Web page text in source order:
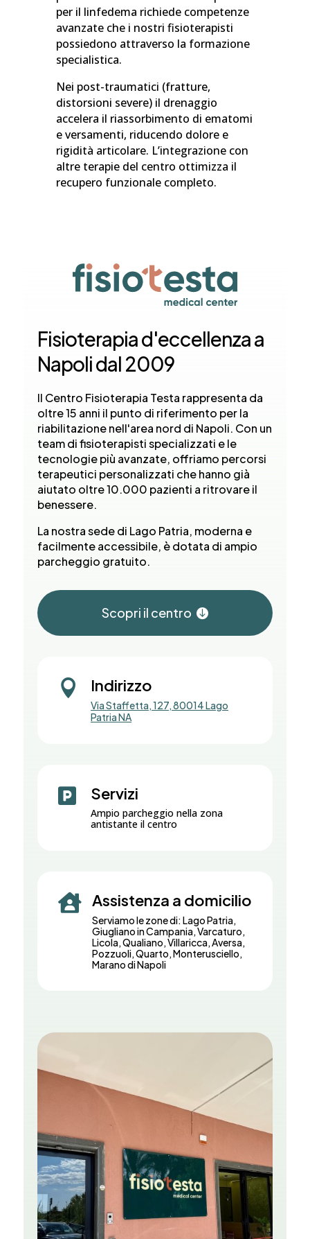
per il linfedema richiede competenze
avanzate che i nostri fisioterapisti
possiedono attraverso la formazione
specialistica.
Nei post-traumatici (fratture,
distorsioni severe) il drenaggio
accelera il riassorbimento di ematomi
e versamenti, riducendo dolore e
rigidità articolare. L’integrazione con
altre terapie del centro ottimizza il
recupero funzionale completo.
Fisioterapia d'eccellenza a
Napoli dal 2009
Il Centro Fisioterapia Testa rappresenta da
oltre 15 anni il punto di riferimento per la
riabilitazione nell'area nord di Napoli. Con un
team di fisioterapisti specializzati e le
tecnologie più avanzate, offriamo percorsi
terapeutici personalizzati che hanno già
aiutato oltre 10.000 pazienti a ritrovare il
benessere.
La nostra sede di Lago Patria, moderna e
facilmente accessibile, è dotata di ampio
parcheggio gratuito.
Scopri il centro
 Indirizzo
Via Staffetta, 127, 80014 Lago
Patria NA
 Servizi
Ampio parcheggio nella zona
antistante il centro
 Assistenza a domicilio
Serviamo le zone di: Lago Patria,
Giugliano in Campania, Varcaturo,
Licola, Qualiano, Villaricca, Aversa,
Pozzuoli, Quarto, Monterusciello,
Marano di Napoli